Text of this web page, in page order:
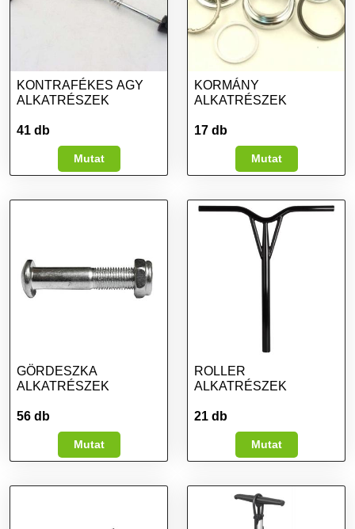
KONTRAFÉKES AGY
ALKATRÉSZEK
41 db
Mutat
KORMÁNY
ALKATRÉSZEK
17 db
Mutat
GÖRDESZKA
ALKATRÉSZEK
56 db
Mutat
ROLLER
ALKATRÉSZEK
21 db
Mutat